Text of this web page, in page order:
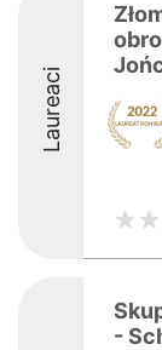
Laureaci
-